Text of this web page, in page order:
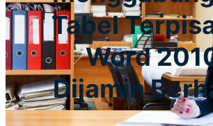
Tabel
Word
Dijamin